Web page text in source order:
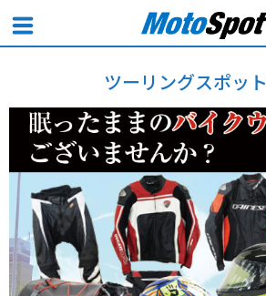
ツーリングスポット